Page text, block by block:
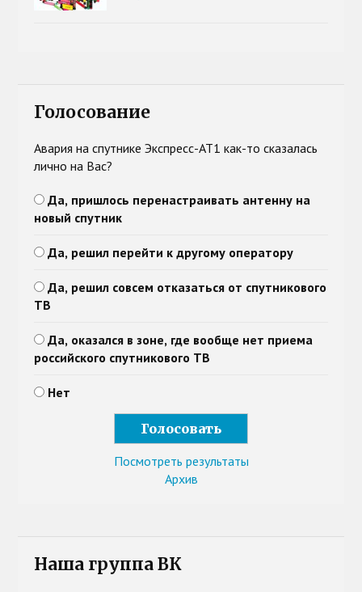
Голосование
Авария на спутнике Экспресс-АТ1 как-то сказалась
лично на Вас?
Да, пришлось перенастраивать антенну на
новый спутник
Да, решил перейти к другому оператору
Да, решил совсем отказаться от спутникового
ТВ
Да, оказался в зоне, где вообще нет приема
российского спутникового ТВ
Нет
Посмотреть результаты
Архив
Наша группа ВК